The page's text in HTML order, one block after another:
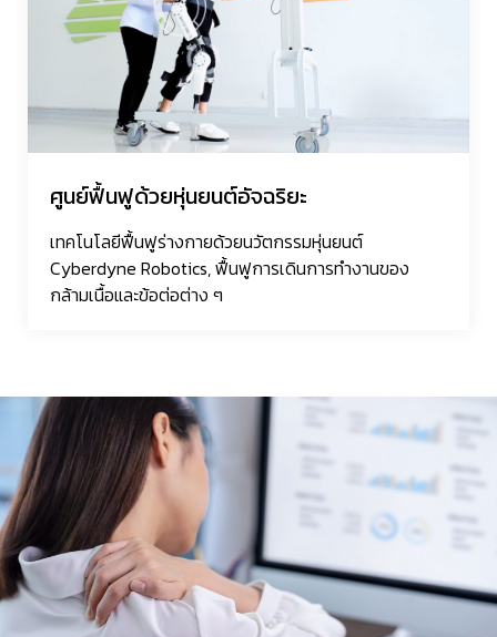
ศูนย์ฟื้นฟูด้วยหุ่นยนต์อัจฉริยะ
เทคโนโลยีฟื้นฟูร่างกายด้วยนวัตกรรมหุ่นยนต์
Cyberdyne Robotics, ฟื้นฟูการเดินการทำงานของ
กล้ามเนื้อและข้อต่อต่าง ๆ